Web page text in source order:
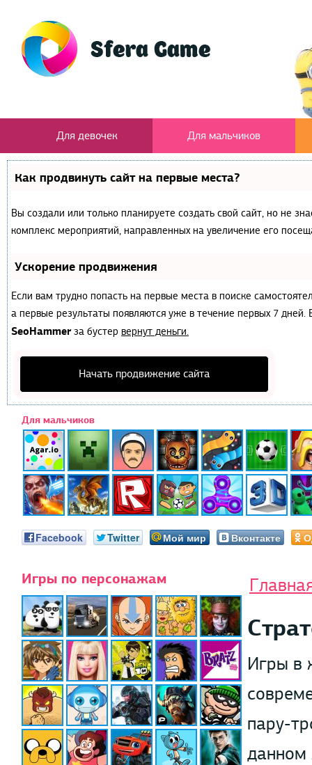
Для девочек Для мальчиков
Как продвинуть сайт на первые места?
Вы создали или только планируете создать свой сайт, но не
комплекс мероприятий, направленных на увеличение его
Ускорение продвижения
Если вам трудно попасть на первые места в поиске
а первые результаты появляются уже в течение первых 7
SeoHammerза бустер вернут деньги.
Начать продвижение сайта
Для мальчиков
Facebook Twitter Мой мир Вконтакте
Игры по персонажам
Игры в
пару-
данном